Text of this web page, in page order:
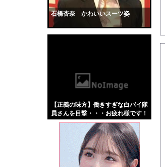
石橋杏奈 かわいいスーツ姿
【正義の味方】働きすぎな白バイ隊
員さんを目撃・・・お疲れ様です！